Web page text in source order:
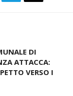
DI
ATTACCA:
VERSO I